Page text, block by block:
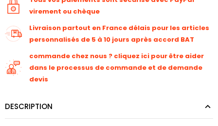
virement ou chèque
Livraison partout en France délais pour les articles
personnalisés de 5 à 10 jours après accord BAT
commande chez nous ? cliquez ici pour être aider
dans le processus de commande et de demande
devis
DESCRIPTION